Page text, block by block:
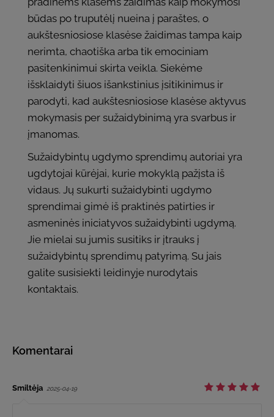
būdas po truputėlį nueina į paraštes, o
aukštesniosiose klasėse žaidimas tampa kaip
nerimta, chaotiška arba tik emociniam
pasitenkinimui skirta veikla. Siekėme
išsklaidyti šiuos išankstinius įsitikinimus ir
parodyti, kad aukštesniosiose klasėse aktyvus
mokymasis per sužaidybinimą yra svarbus ir
įmanomas.
Sužaidybintų ugdymo sprendimų autoriai yra
ugdytojai kūrėjai, kurie mokyklą pažįsta iš
vidaus. Jų sukurti sužaidybinti ugdymo
sprendimai gimė iš praktinės patirties ir
asmeninės iniciatyvos sužaidybinti ugdymą.
Jie mielai su jumis susitiks ir įtrauks į
sužaidybintų sprendimų patyrimą. Su jais
galite susisiekti leidinyje nurodytais
kontaktais.
Komentarai
Smiltėja 2025-04-19